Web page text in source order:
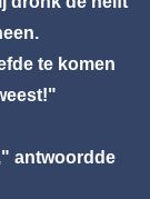
te komen
antwoordde